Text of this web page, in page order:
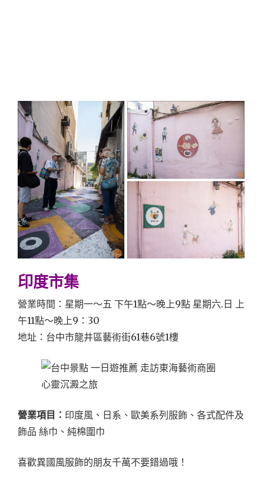
印度市集
營業時間：星期一～五 下午1點～晚上9點 星期六.日 上
午11點～晚上9：30
地址：台中市龍井區藝術街61巷6號1樓
營業項目： 印度風、日系、歐美系列服飾、各式配件及
飾品 絲巾、純棉圍巾
喜歡異國風服飾的朋友千萬不要錯過哦！